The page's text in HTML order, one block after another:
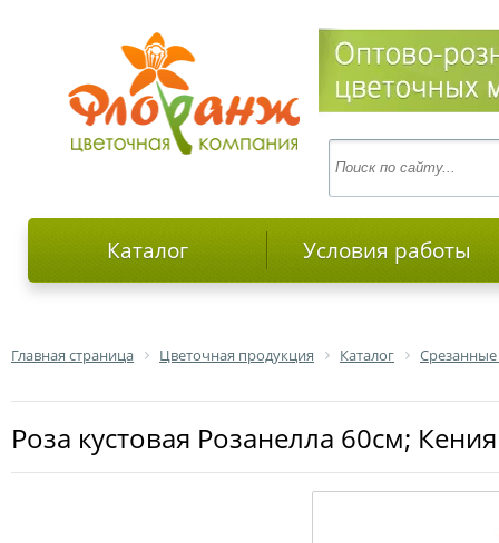
Каталог Условия работы
Главная страница Цветочная продукция Каталог
роза кустовая Розанелла 60см; Кения